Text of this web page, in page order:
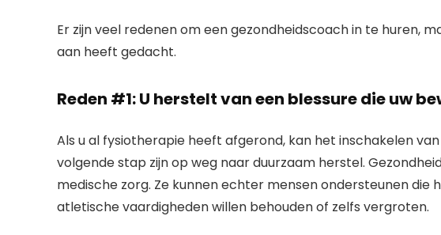
Er zijn veel redenen om een ​​gezondheidscoach in te huren,
aan heeft gedacht.
Reden #1: U herstelt van een blessure die uw
Als u al fysiotherapie heeft afgerond, kan het inschakelen
volgende stap zijn op weg naar duurzaam herstel.
medische zorg. Ze kunnen echter mensen ondersteunen die
atletische vaardigheden willen behouden of zelfs vergroten.